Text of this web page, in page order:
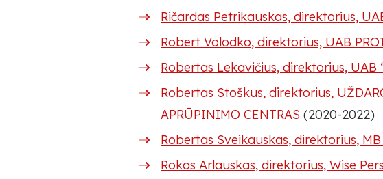
Ričardas Petrikauskas, direktorius,
Robert Volodko, direktorius, UAB
Robertas Lekavičius, direktorius, UAB
Robertas Stoškus, direktorius,
APRŪPINIMO CENTRAS (2020-2022)
Robertas Sveikauskas, direktorius, MB
Rokas Arlauskas, direktorius, Wise